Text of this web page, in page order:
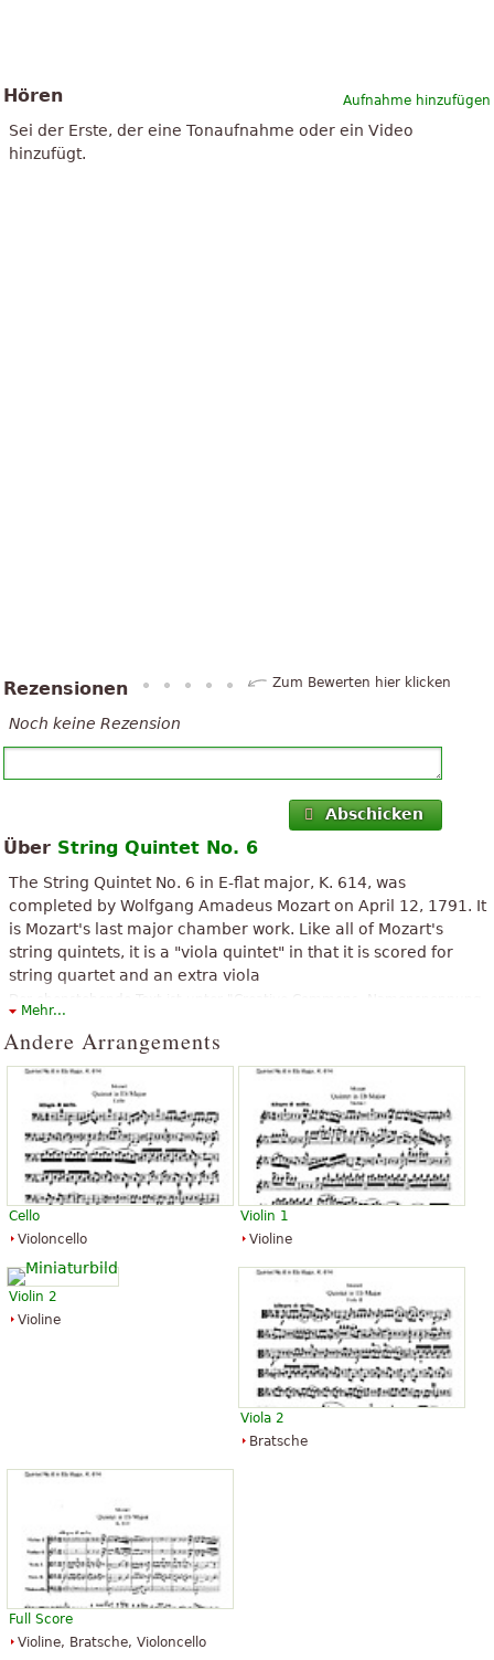
Aufnahme hinzufügen
Hören
Sei der Erste, der eine Tonaufnahme oder ein Video
hinzufügt.
Rezensionen Zum Bewerten hier klicken
Noch keine Rezension
Abschicken
Über String Quintet No. 6
The String Quintet No. 6 in E-flat major, K. 614, was
completed by Wolfgang Amadeus Mozart on April 12, 1791. It
is Mozart's last major chamber work. Like all of Mozart's
string quintets, it is a "viola quintet" in that it is scored for
string quartet and an extra viola
Der obenstehende Text ist unter "Creative Commons, Namensnennung-
Material aus dem Wikipedia-Artikel "
Mehr...
Andere Arrangements
Cello
Violoncello
Violin 1
Violine
Violin 2
Violine
Viola 2
Bratsche
Full Score
Violine, Bratsche, Violoncello